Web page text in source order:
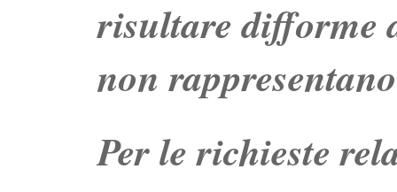
risultare difforme
non
Per le richieste